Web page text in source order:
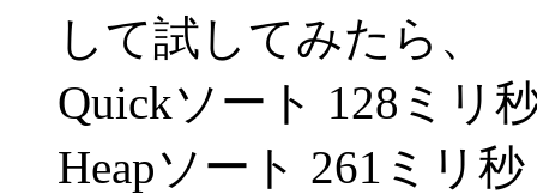
して試してみたら、
Quickソート 128ミリ
Heapソート 261ミリ秒